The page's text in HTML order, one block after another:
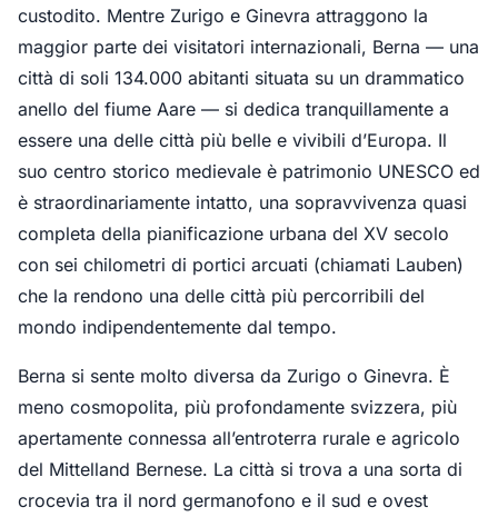
custodito. Mentre Zurigo e Ginevra attraggono la
maggior parte dei visitatori internazionali, Berna — una
città di soli 134.000 abitanti situata su un drammatico
anello del fiume Aare — si dedica tranquillamente a
essere una delle città più belle e vivibili d’Europa. Il
suo centro storico medievale è patrimonio UNESCO ed
è straordinariamente intatto, una sopravvivenza quasi
completa della pianificazione urbana del XV secolo
con sei chilometri di portici arcuati (chiamati Lauben)
che la rendono una delle città più percorribili del
mondo indipendentemente dal tempo.
Berna si sente molto diversa da Zurigo o Ginevra. È
meno cosmopolita, più profondamente svizzera, più
apertamente connessa all’entroterra rurale e agricolo
del Mittelland Bernese. La città si trova a una sorta di
crocevia tra il nord germanofono e il sud e ovest